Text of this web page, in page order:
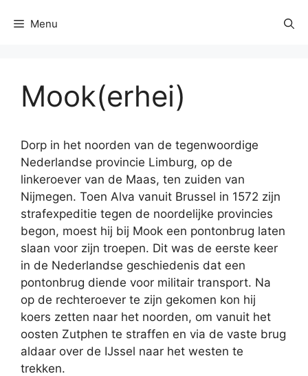
Menu
Mook(erhei)
Dorp in het noorden van de tegenwoordige
Nederlandse provincie Limburg, op de
linkeroever van de Maas, ten zuiden van
Nijmegen. Toen Alva vanuit Brussel in 1572 zijn
strafexpeditie tegen de noordelijke provincies
begon, moest hij bij Mook een pontonbrug laten
slaan voor zijn troepen. Dit was de eerste keer
in de Nederlandse geschiedenis dat een
pontonbrug diende voor militair transport. Na
op de rechteroever te zijn gekomen kon hij
koers zetten naar het noorden, om vanuit het
oosten Zutphen te straffen en via de vaste brug
aldaar over de IJssel naar het westen te
trekken.